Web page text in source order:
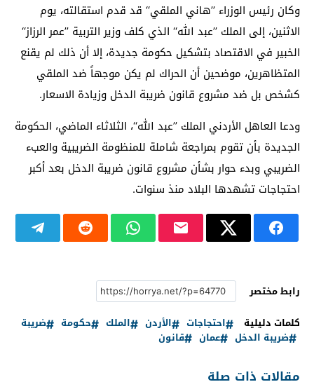
وكان رئيس الوزراء ’’هاني الملقي‘‘ قد قدم استقالته، يوم
الاثنين، إلى الملك ’’عبد الله‘‘ الذي كلف وزير التربية ’’عمر الرزاز‘‘
الخبير في الاقتصاد بتشكيل حكومة جديدة، إلا أن ذلك لم يقنع
المتظاهرين، موضحين أن الحراك لم يكن موجهاً ضد الملقي
كشخص بل ضد مشروع قانون ضريبة الدخل وزيادة الاسعار.
ودعا العاهل الأردني الملك ’’عبد الله‘‘، الثلاثاء الماضي، الحكومة
الجديدة بأن تقوم بمراجعة شاملة للمنظومة الضريبية والعبء
الضريبي وبدء حوار بشأن مشروع قانون ضريبة الدخل بعد أكبر
احتجاجات تشهدها البلاد منذ سنوات.
رابط مختصر
كلمات دليلية
احتجاجات الأردن الملك حكومة
ضريبة
ضريبة الدخل
عمان قانون
مقالات ذات صلة